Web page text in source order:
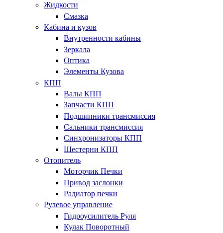
Жидкости
Смазка
Кабина и кузов
Внутренности кабины
Зеркала
Оптика
Элементы Кузова
КПП
Валы КПП
Запчасти КПП
Подшипники трансмиссия
Сальники трансмиссия
Синхронизаторы КПП
Шестерни КПП
Отопитель
Моторчик Печки
Привод заслонки
Радиатор печки
Рулевое управление
Гидроусилитель Руля
Кулак Поворотный